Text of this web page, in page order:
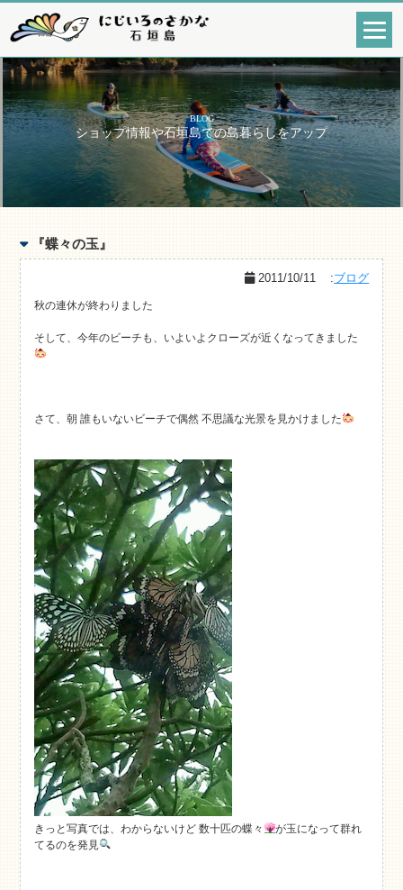
BLOG
ショップ情報や石垣島での島暮らしをアップ
『蝶々の玉』
2011/10/11 :ブログ
秋の連休が終わりました
そして、今年のビーチも、いよいよクローズが近くなってきました
さて、朝 誰もいないビーチで偶然 不思議な光景を見かけました
きっと写真では、わからないけど 数十匹の蝶々
が玉になって群れ
てるのを発見